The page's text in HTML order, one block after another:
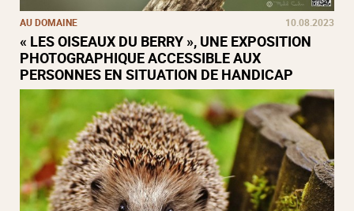
AU DOMAINE 10.08.2023
« LES OISEAUX DU BERRY », UNE EXPOSITION
PHOTOGRAPHIQUE ACCESSIBLE AUX
PERSONNES EN SITUATION DE HANDICAP